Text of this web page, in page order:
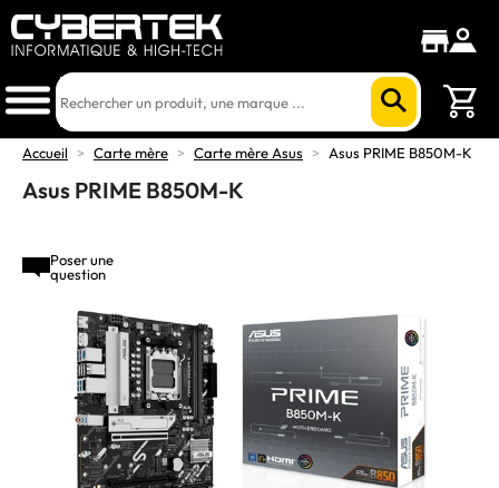
Accueil > Carte mère > Carte mère Asus > Asus PRIME B850M-K
Asus PRIME B850M-K
Poser une
question